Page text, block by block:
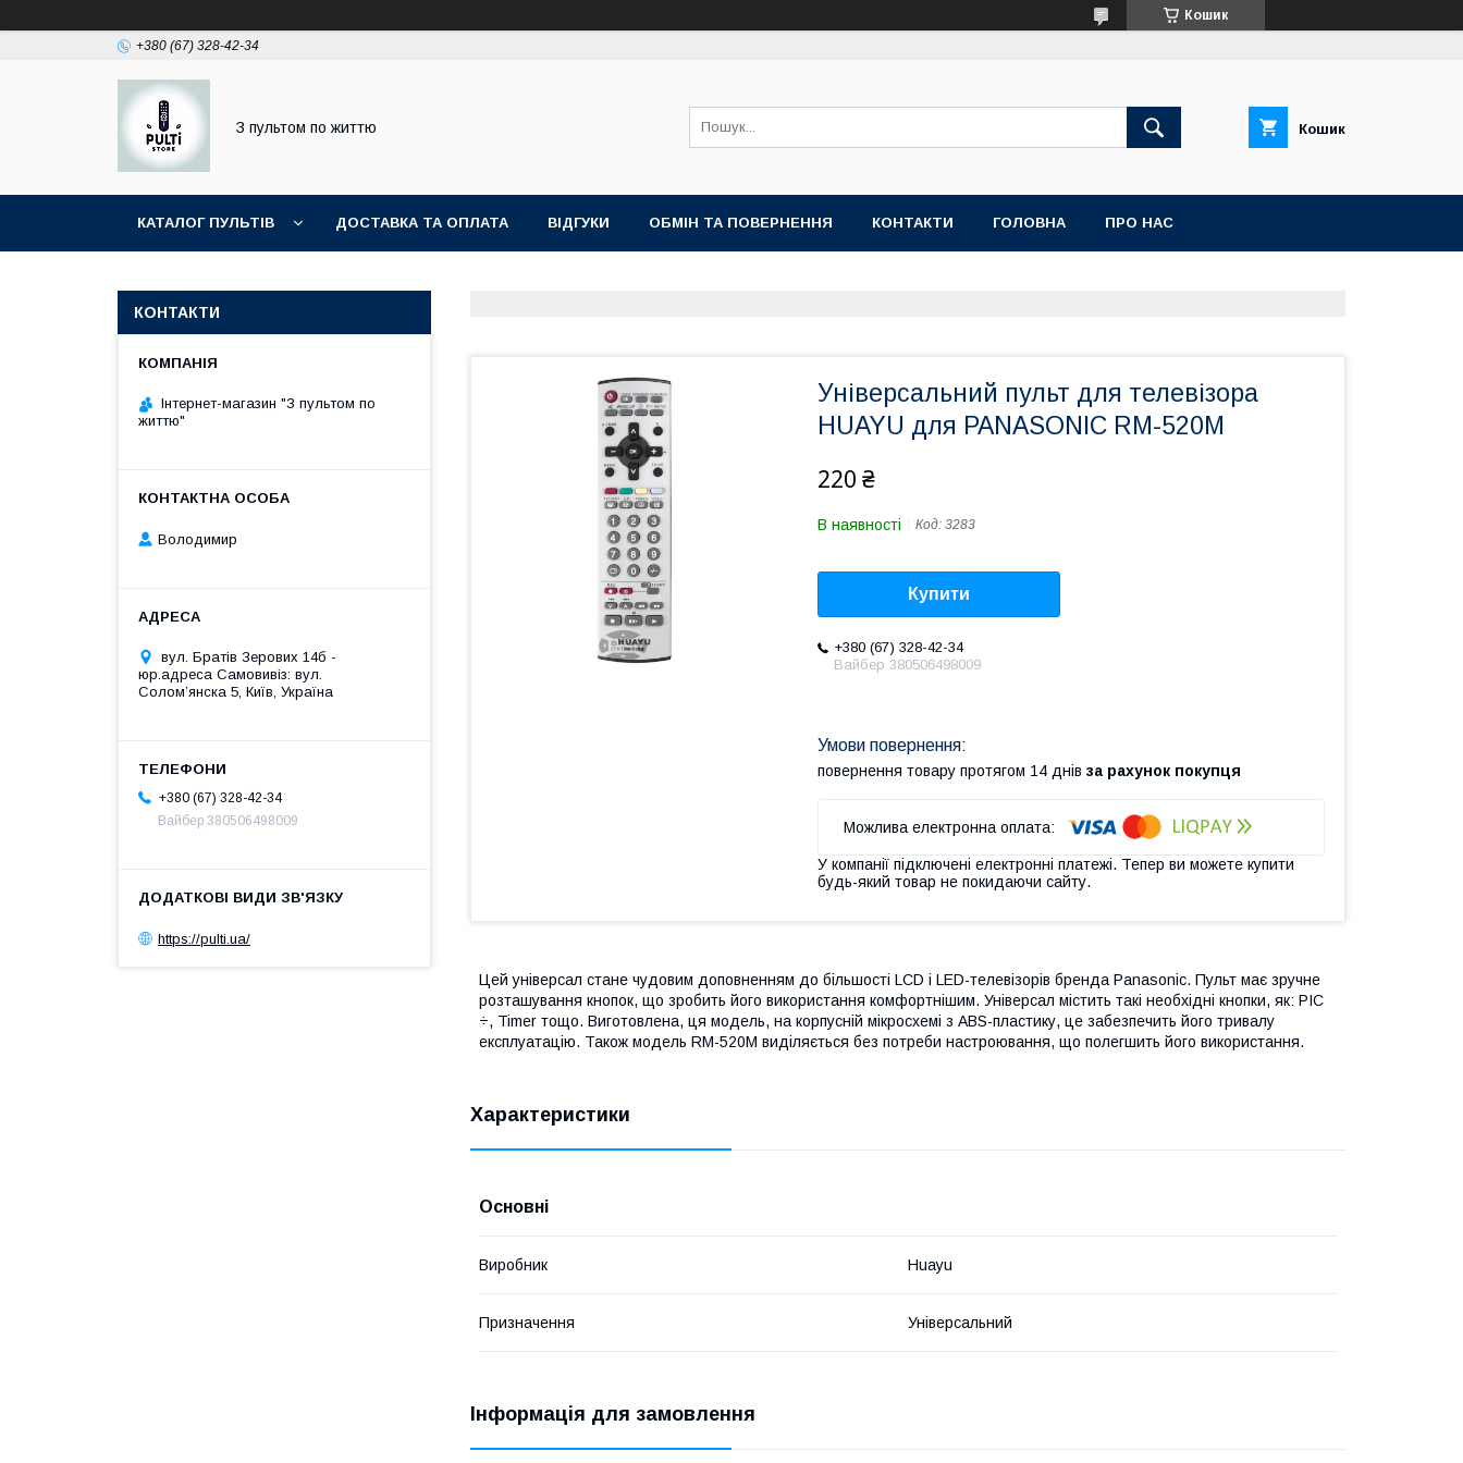
Кошик
+380 (67) 328-42-34
З пультом по життю Кошик
КАТАЛОГ ПУЛЬТІВ ДОСТАВКА ТА ОПЛАТА ВІДГУКИ ОБМІН ТА ПОВЕРНЕННЯ КОНТАКТИ ГОЛОВНА ПРО НАС
Універсальний пульт для телевізора
HUAYU для PANASONIC RM-520M
220 ₴
В наявності Код: 3283
Купити
+380 (67) 328-42-34
Вайбер 380506498009
повернення товару протягом 14 днів за рахунок покупця
У компанії підключені електронні платежі. Тепер ви можете купити
будь-який товар не покидаючи сайту.
Цей універсал стане чудовим доповненням до більшості LCD і LED-телевізорів бренда Panasonic. Пульт має зручне
розташування кнопок, що зробить його використання комфортнішим. Універсал містить такі необхідні кнопки, як: PIC
÷, Timer тощо. Виготовлена, ця модель, на корпусній мікросхемі з ABS-пластику, це забезпечить його тривалу
експлуатацію. Також модель RM-520M виділяється без потреби настроювання, що полегшить його використання.
Характеристики
Основні
Виробник Huayu
Призначення Універсальний
Інформація для замовлення
КОНТАКТИ
Інтернет-магазин "З пультом по
життю"
Володимир
вул. Братів Зерових 14б -
юр.адреса Самовивіз: вул.
Соломʼянска 5, Київ, Україна
+380 (67) 328-42-34
Вайбер 380506498009
https://pulti.ua/